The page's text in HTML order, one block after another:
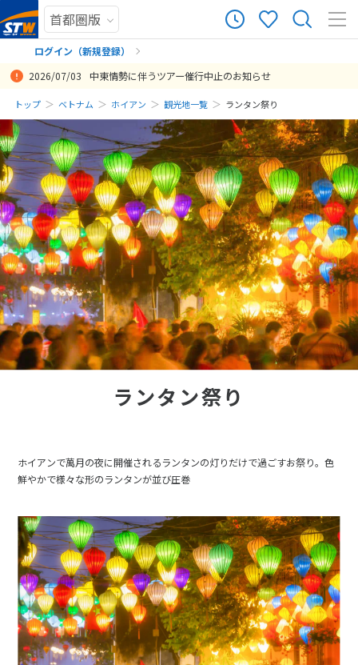
ログイン（新規登録）
まだ履歴がありません
まだ登録がありません
2026/07/03 中東情勢に伴うツアー催行中止のお知らせ
トップ ベトナム ホイアン 観光地一覧 ランタン祭り
ランタン祭り
ホイアンで萬月の夜に開催されるランタンの灯りだけで過ごすお祭り。色
鮮やかで様々な形のランタンが並び圧巻